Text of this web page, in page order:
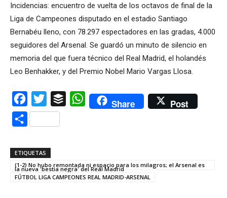
Incidencias: encuentro de vuelta de los octavos de final de la
Liga de Campeones disputado en el estadio Santiago
Bernabéu lleno, con 78.297 espectadores en las gradas, 4.000
seguidores del Arsenal. Se guardó un minuto de silencio en
memoria del que fuera técnico del Real Madrid, el holandés
Leo Benhakker, y del Premio Nobel Mario Vargas Llosa.
Facebook
Twitter Buffer WhatsAppShare Post
Compartir
ETIQUETAS
(1-2) No hubo remontada ni espacio para los milagros; el Arsenal es
la nueva 'bestia negra' del Real Madrid
FÚTBOL LIGA CAMPEONES REAL MADRID-ARSENAL